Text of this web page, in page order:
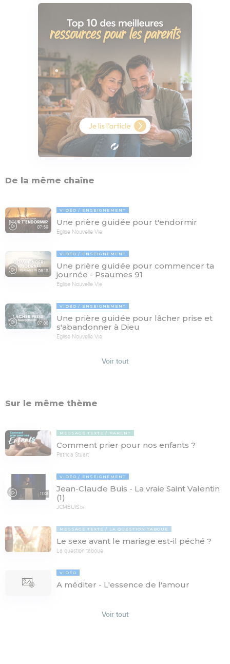
De la même chaîne
07:59
VIDÉO ENSEIGNEMENT
Une prière guidée pour t'endormir
Eglise Nouvelle Vie
06:18
VIDÉO ENSEIGNEMENT
Une prière guidée pour commencer ta
journée - Psaumes 91
Eglise Nouvelle Vie
07:08
VIDÉO ENSEIGNEMENT
Une prière guidée pour lâcher prise et
s'abandonner à Dieu
Eglise Nouvelle Vie
Voir tout
Sur le même thème
MESSAGE TEXTE PARENT
Comment prier pour nos enfants ?
Patricia Stuart
11:01
VIDÉO ENSEIGNEMENT
Jean-Claude Buis - La vraie Saint Valentin
(1)
JCMBUIS.tv
MESSAGE TEXTE LA QUESTION TABOUE
Le sexe avant le mariage est-il péché ?
La question taboue
VIDÉO
A méditer - L'essence de l'amour
Voir tout